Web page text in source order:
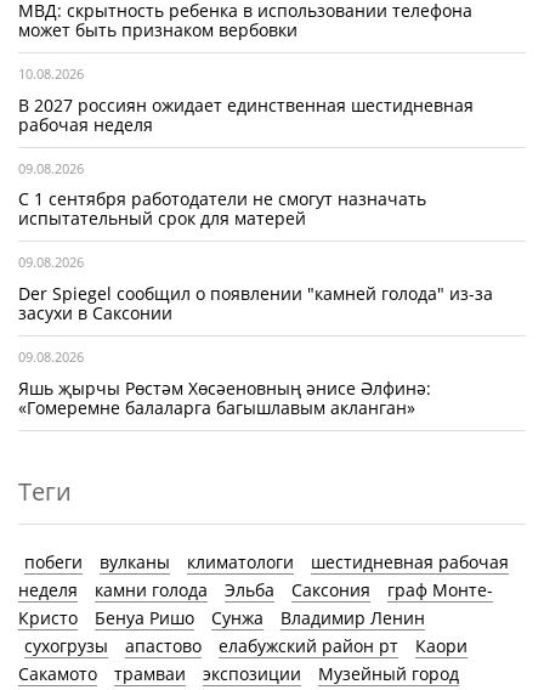
МВД: скрытность ребенка в использовании телефона
может быть признаком вербовки
10.08.2026
В 2027 россиян ожидает единственная шестидневная
рабочая неделя
09.08.2026
С 1 сентября работодатели не смогут назначать
испытательный срок для матерей
09.08.2026
Der Spiegel сообщил о появлении "камней голода" из-за
засухи в Саксонии
09.08.2026
Яшь җырчы Рөстәм Хөсәеновның әнисе Әлфинә:
«Гомеремне балаларга багышлавым акланган»
Теги
побеги вулканы климатологи
шестидневная рабочая
неделя
камни голода Эльба Саксония
граф Монте-
Кристо
Бенуа Ришо Сунжа
Владимир Ленин
сухогрузы
апастово елабужский район рт
Каори
Сакамото
трамваи экспозиции
Музейный город